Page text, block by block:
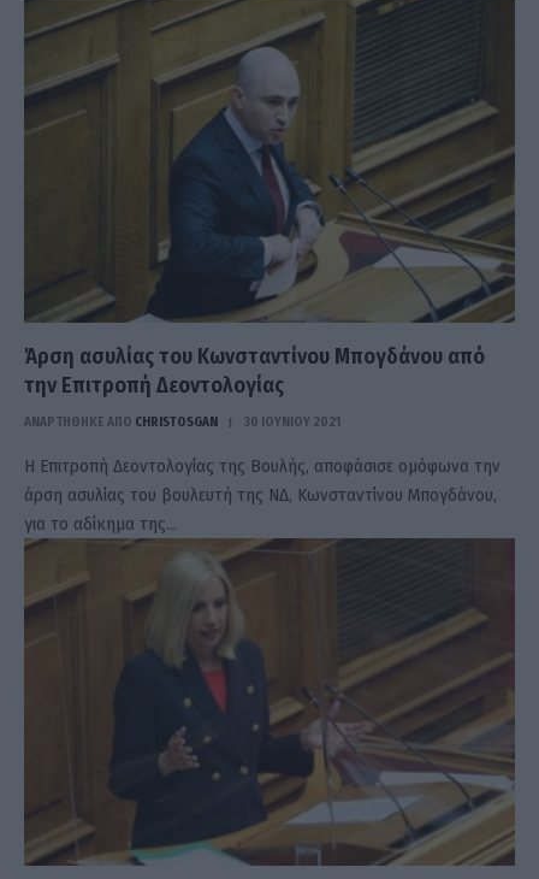
Άρση ασυλίας του Κωνσταντίνου Μπογδάνου από
την Επιτροπή Δεοντολογίας
ΑΝΑΡΤΗΘΗΚΕ ΑΠΟ CHRISTOSGAN 30 ΙΟΥΝΊΟΥ 2021
Η Επιτροπή Δεοντολογίας της Βουλής, αποφάσισε ομόφωνα την
άρση ασυλίας του βουλευτή της ΝΔ, Κωνσταντίνου Μπογδάνου,
για το αδίκημα της…